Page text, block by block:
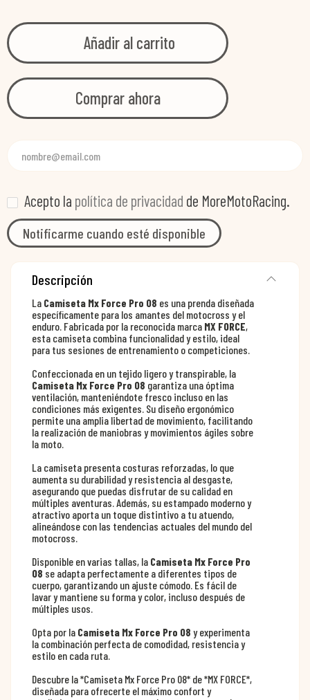
Añadir al carrito
Comprar ahora
Acepto la política de privacidad de MoreMotoRacing.
Notificarme cuando esté disponible
Descripción
La Camiseta Mx Force Pro 08 es una prenda diseñada
específicamente para los amantes del motocross y el
enduro. Fabricada por la reconocida marca MX FORCE,
esta camiseta combina funcionalidad y estilo, ideal
para tus sesiones de entrenamiento o competiciones.
Confeccionada en un tejido ligero y transpirable, la
Camiseta Mx Force Pro 08 garantiza una óptima
ventilación, manteniéndote fresco incluso en las
condiciones más exigentes. Su diseño ergonómico
permite una amplia libertad de movimiento, facilitando
la realización de maniobras y movimientos ágiles sobre
la moto.
La camiseta presenta costuras reforzadas, lo que
aumenta su durabilidad y resistencia al desgaste,
asegurando que puedas disfrutar de su calidad en
múltiples aventuras. Además, su estampado moderno y
atractivo aporta un toque distintivo a tu atuendo,
alineándose con las tendencias actuales del mundo del
motocross.
Disponible en varias tallas, la Camiseta Mx Force Pro
08 se adapta perfectamente a diferentes tipos de
cuerpo, garantizando un ajuste cómodo. Es fácil de
lavar y mantiene su forma y color, incluso después de
múltiples usos.
Opta por la Camiseta Mx Force Pro 08 y experimenta
la combinación perfecta de comodidad, resistencia y
estilo en cada ruta.
Descubre la *Camiseta Mx Force Pro 08* de *MX FORCE*,
diseñada para ofrecerte el máximo confort y